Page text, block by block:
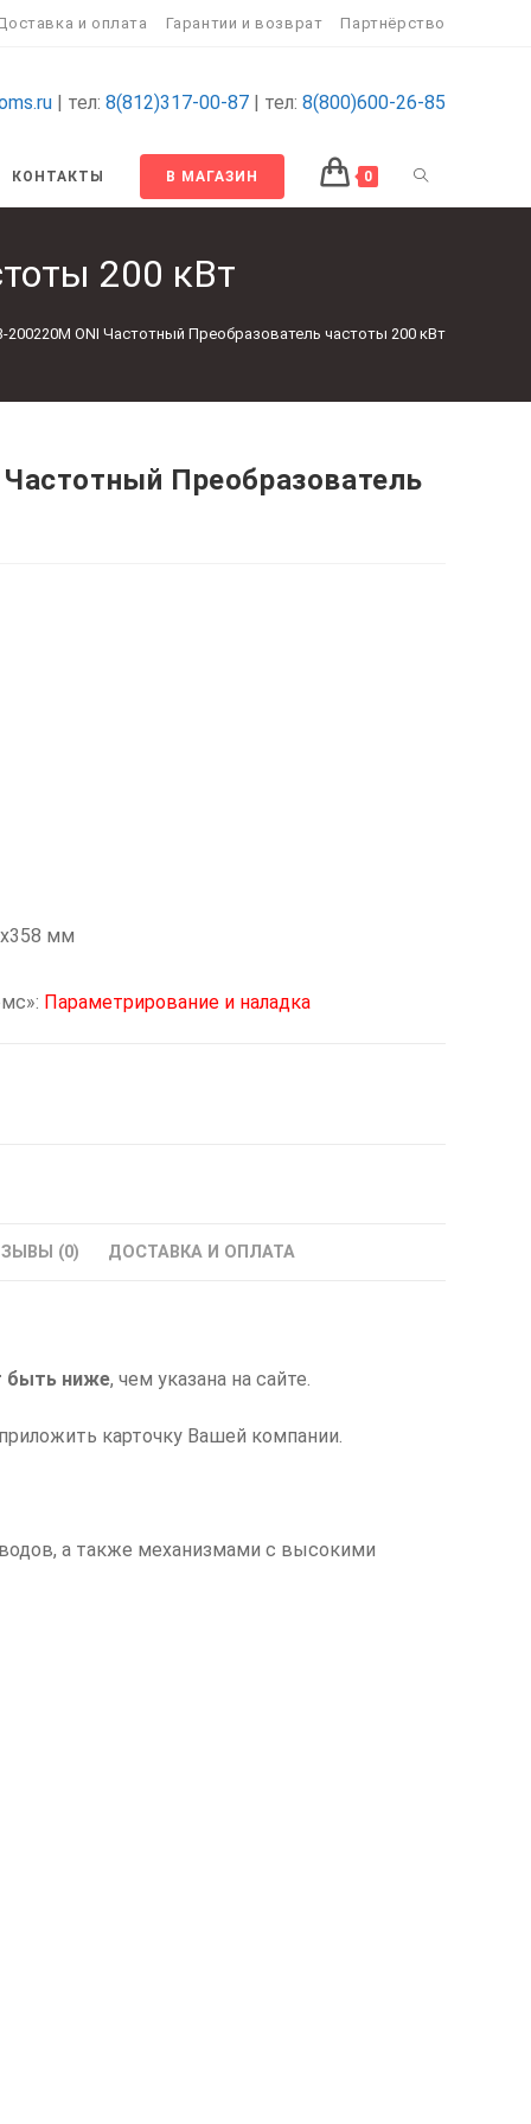
и оплата Гарантии и возврат Партнёрство
| тел: 8(812)317-00-87 | тел: 8(800)600-26-85
КОНТАКТЫ В МАГАЗИН 0
200 кВт
200220M ONI Частотный Преобразователь частоты 200 кВт
Преобразователь
мм
Параметрирование и наладка
(0) ДОСТАВКА И ОПЛАТА
быть ниже, чем указана на сайте.
карточку Вашей компании.
а также механизмами с высокими